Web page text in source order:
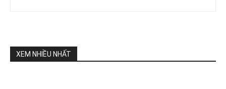
XEM NHIỀU NHẤT